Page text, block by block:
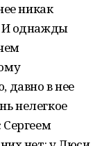
никак
И однажды
давно в нее
нелегкое